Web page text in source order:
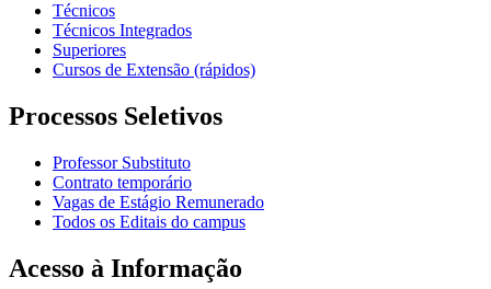
Técnicos
Técnicos Integrados
Superiores
Cursos de Extensão (rápidos)
Processos Seletivos
Professor Substituto
Contrato temporário
Vagas de Estágio Remunerado
Todos os Editais do campus
Acesso à Informação